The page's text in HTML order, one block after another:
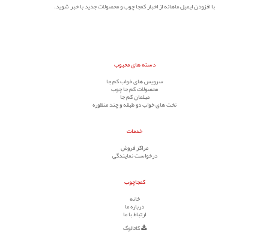
با افزودن ایمیل ماهانه از اخبار کمجا چوب و محصولات جدید با خبر شوید.
دسته های محبوب
سرویس های خواب کم جا
محصولات کم جا چوب
مبلمان کم جا
تخت های خواب دو طبقه و چند منظوره
خدمات
مراکز فروش
درخواست نمایندگی
کمجاچوب
خانه
درباره ما
ارتباط با ما
کاتالوگ